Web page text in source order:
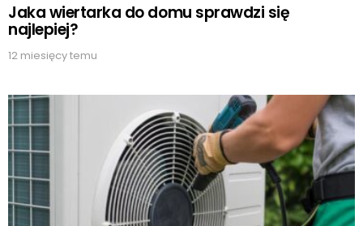
Jaka wiertarka do domu sprawdzi się
najlepiej?
12 miesięcy temu